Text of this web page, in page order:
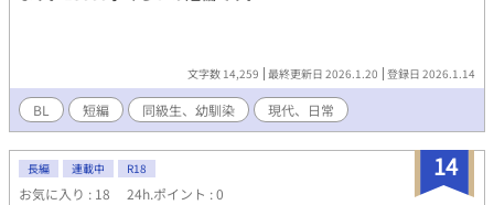
文字数 14,259 最終更新日 2026.1.20 登録日 2026.1.14
BL 短編 同級生、幼馴染 現代、日常
14
長編 連載中 R18
お気に入り : 18 24h.ポイント : 0